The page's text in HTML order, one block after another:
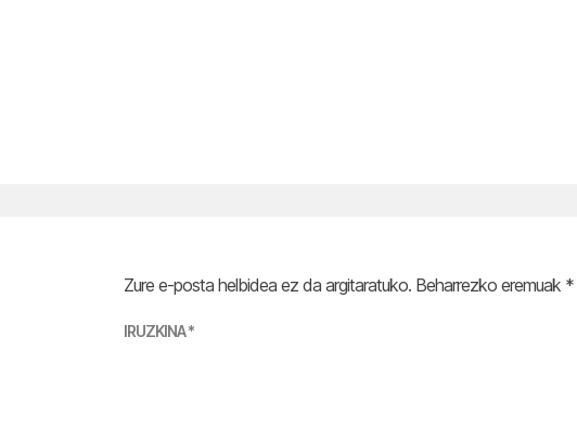
Zure e-posta helbidea ez da argitaratuko. Beharrezko eremuak *
IRUZKINA*